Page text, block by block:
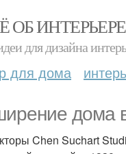
ОБ
для дизайна
для дома
дома
Chen Suchart